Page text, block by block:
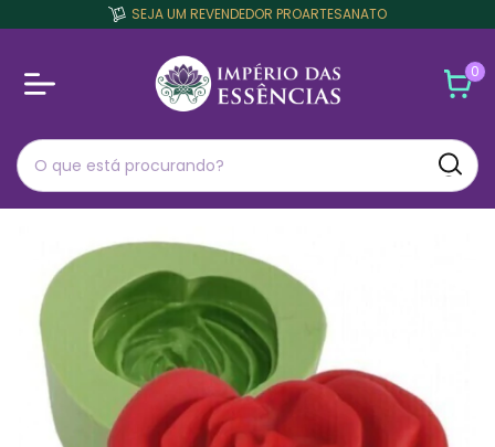
SEJA UM REVENDEDOR PROARTESANATO
0